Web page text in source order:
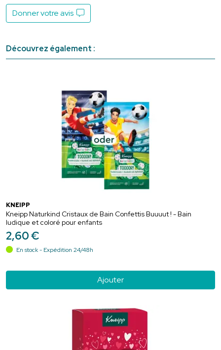
Donner votre avis
Découvrez également :
KNEIPP
Kneipp Naturkind Cristaux de Bain Confettis Buuuut ! - Bain
ludique et coloré pour enfants
2,60€
En stock - Expédition 24/48h
Ajouter